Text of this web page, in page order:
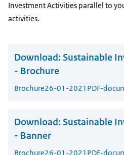
Investment Activities parallel to
activities.
Download: Sustainable
- Brochure
Brochure26-01-2021 PDF-
Download: Sustainable
- Banner
Brochure26-01-2021 PDF-